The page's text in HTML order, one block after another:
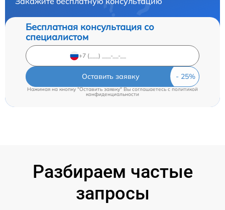
Бесплатная консультация со
специалистом
Оставить заявку
Нажимая на кнопку "Оставить заявку" Вы соглашаетесь cполитикой
конфиденциальности
Разбираем частые
запросы